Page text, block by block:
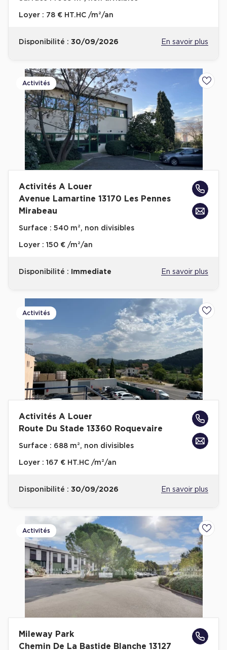
Plateaux opérés
Plateaux opérés à Paris
Plateaux opérés à Neuilly-sur-Seine
Plateaux opérés à Saint-Ouen
Plateaux opérés à Boulogne-Billancourt
Collections Flex / Coworking
Bureaux privés avec terrasse
Guide & Conseils
Loyer : 78 € HT.HC /m²/an
Disponibilité : 30/09/2026 En savoir plus
Activités
Activités A Louer
Avenue Lamartine 13170 Les Pennes
Mirabeau
Surface : 540 m², non divisibles
Loyer : 150 € /m²/an
Disponibilité : Immediate En savoir plus
Activités
Activités A Louer
Route Du Stade 13360 Roquevaire
Surface : 688 m², non divisibles
Loyer : 167 € HT.HC /m²/an
Disponibilité : 30/09/2026 En savoir plus
Activités
Mileway Park
Chemin De La Bastide Blanche 13127